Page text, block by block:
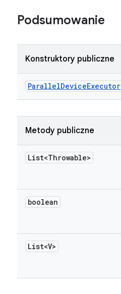
Podsumowanie
Konstruktory publiczne
ParallelDeviceExecutor
Metody publiczne
List<Throwable>
boolean
List<V>